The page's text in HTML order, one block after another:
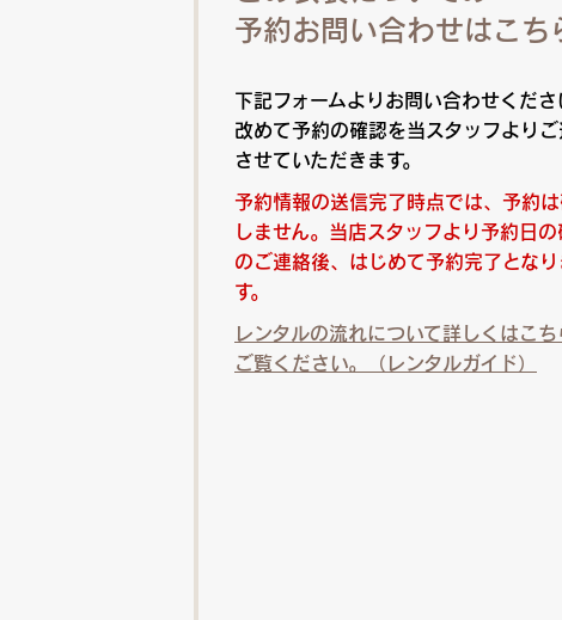
予約お問い合わせはこち
下記フォームよりお問い合わせくださ
改めて予約の確認を当スタッフよりご
させていただきます。
予約情報の送信完了時点では、予約
しません。当店スタッフより予約日の
のご連絡後、はじめて予約完了となり
す。
レンタルの流れについて詳しくはこち
ご覧ください。（レンタルガイド）